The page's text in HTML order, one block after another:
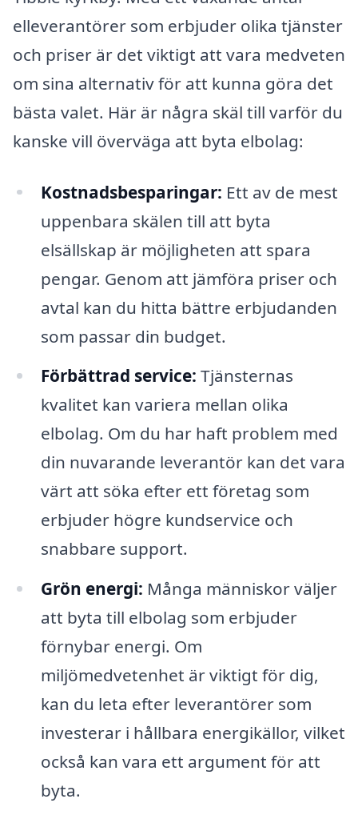
elleverantörer som erbjuder olika tjänster
och priser är det viktigt att vara medveten
om sina alternativ för att kunna göra det
bästa valet. Här är några skäl till varför du
kanske vill överväga att byta elbolag:
Kostnadsbesparingar: Ett av de mest
uppenbara skälen till att byta
elsällskap är möjligheten att spara
pengar. Genom att jämföra priser och
avtal kan du hitta bättre erbjudanden
som passar din budget.
Förbättrad service: Tjänsternas
kvalitet kan variera mellan olika
elbolag. Om du har haft problem med
din nuvarande leverantör kan det vara
värt att söka efter ett företag som
erbjuder högre kundservice och
snabbare support.
Grön energi: Många människor väljer
att byta till elbolag som erbjuder
förnybar energi. Om
miljömedvetenhet är viktigt för dig,
kan du leta efter leverantörer som
investerar i hållbara energikällor, vilket
också kan vara ett argument för att
byta.